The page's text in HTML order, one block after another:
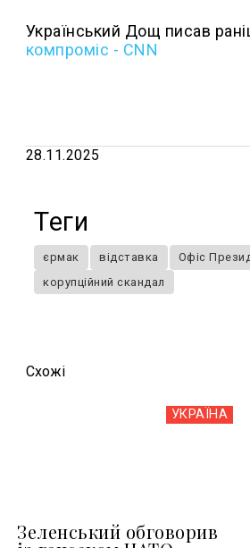
Український Дощ писав
компроміс - CNN
28.11.2025
Теги
єрмак відставка Офіс
корупційний скандал
Схожi
УКРАЇНА
Зеленський обговорив